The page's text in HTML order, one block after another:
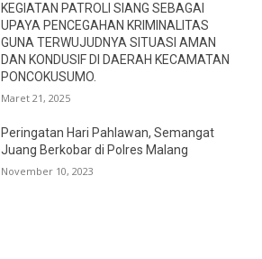
KEGIATAN PATROLI SIANG SEBAGAI
UPAYA PENCEGAHAN KRIMINALITAS
GUNA TERWUJUDNYA SITUASI AMAN
DAN KONDUSIF DI DAERAH KECAMATAN
PONCOKUSUMO.
Maret 21, 2025
Peringatan Hari Pahlawan, Semangat
Juang Berkobar di Polres Malang
November 10, 2023